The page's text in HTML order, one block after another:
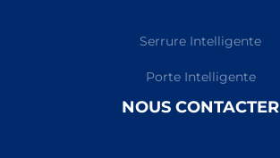
Serrure Intelligente
Porte Intelligente
NOUS CONTACTER